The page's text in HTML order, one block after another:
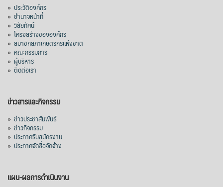
» ประวัติองค์กร
» อำนาจหน้าที่
» วิสัยทัศน์
» โครงสร้างขององค์กร
» สมาชิกสภาเกษตรกรแห่งชาติ
» คณะกรรมการ
» ผู้บริหาร
» ติดต่อเรา
ข่าวสารและกิจกรรม
» ข่าวประชาสัมพันธ์
» ข่าวกิจกรรม
» ประกาศรับสมัครงาน
» ประกาศจัดซื้อจัดจ้าง
แผน-ผลการดำเนินงาน